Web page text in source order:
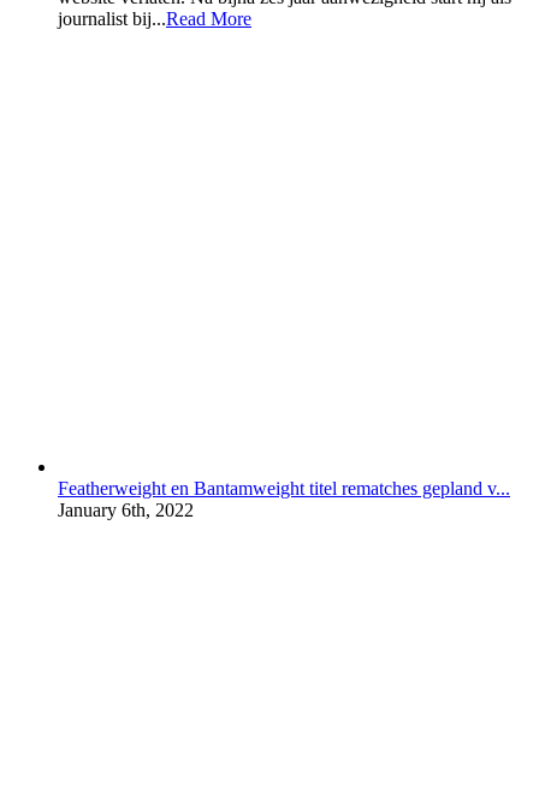
journalist bij...Read More
Featherweight en Bantamweight titel rematches gepland v...
January 6th, 2022